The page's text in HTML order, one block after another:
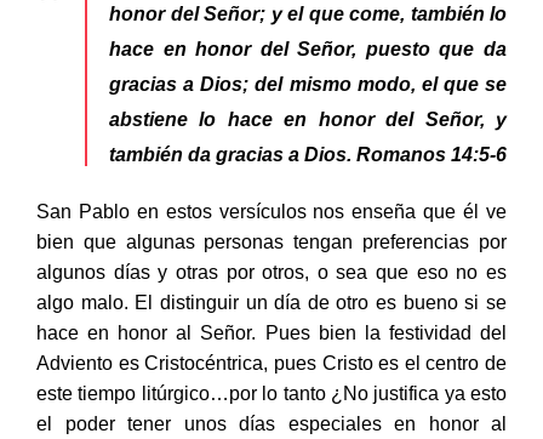
honor del Señor; y el que come, también lo
hace en honor del Señor, puesto que da
gracias a Dios; del mismo modo, el que se
abstiene lo hace en honor del Señor, y
también da gracias a Dios. Romanos 14:5-6
San Pablo en estos versículos nos enseña que él ve
bien que algunas personas tengan preferencias por
algunos días y otras por otros, o sea que eso no es
algo malo. El distinguir un día de otro es bueno si se
hace en honor al Señor. Pues bien la festividad del
Adviento es Cristocéntrica, pues Cristo es el centro de
este tiempo litúrgico…por lo tanto ¿No justifica ya esto
el poder tener unos días especiales en honor al